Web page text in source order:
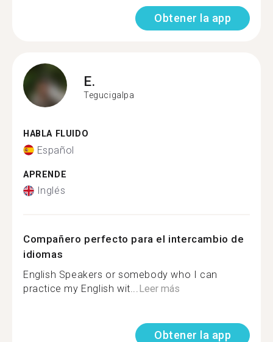
Obtener la app
E.
Tegucigalpa
HABLA FLUIDO
Español
APRENDE
Inglés
Compañero perfecto para el intercambio de
idiomas
English Speakers or somebody who I can
practice my English wit...Leer más
Obtener la app